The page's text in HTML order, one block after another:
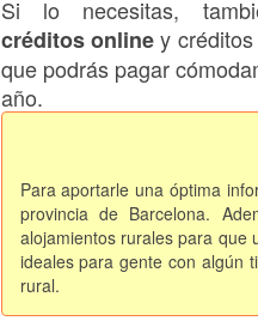
Si lo necesitas,
créditos onliney
que podrás pagar
año.
Para aportarle una óptima
provincia de Barcelona.
alojamientos rurales para que
ideales para gente con algún
rural.